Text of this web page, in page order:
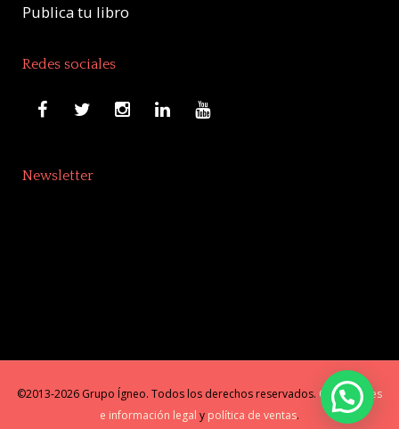
Publica tu libro
Redes sociales
Newsletter
©2013-2026 Grupo Ígneo. Todos los derechos reservados. Condiciones
e información legal y política de ventas.